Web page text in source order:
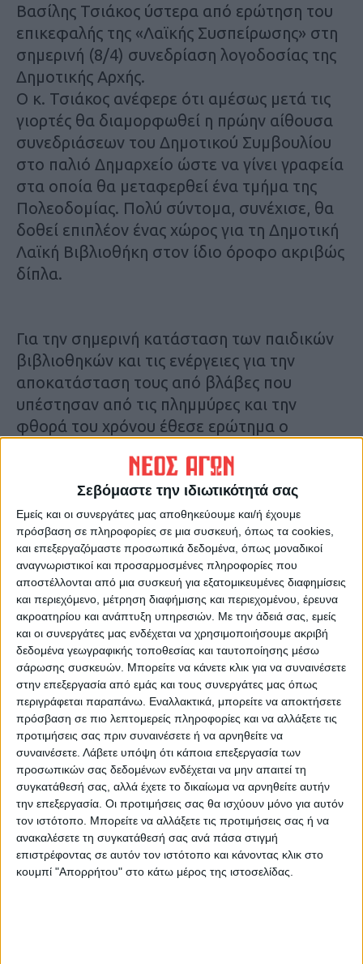
Σεβόμαστε την ιδιωτικότητά σας
Εμείς και οι συνεργάτες μας αποθηκεύουμε και/ή έχουμε
πρόσβαση σε πληροφορίες σε μια συσκευή, όπως τα cookies,
και επεξεργαζόμαστε προσωπικά δεδομένα, όπως μοναδικοί
αναγνωριστικοί και προσαρμοσμένες πληροφορίες που
αποστέλλονται από μια συσκευή για εξατομικευμένες διαφημίσεις
και περιεχόμενο, μέτρηση διαφήμισης και περιεχομένου, έρευνα
ακροατηρίου και ανάπτυξη υπηρεσιών. Με την άδειά σας, εμείς
και οι συνεργάτες μας ενδέχεται να χρησιμοποιήσουμε ακριβή
δεδομένα γεωγραφικής τοποθεσίας και ταυτοποίησης μέσω
σάρωσης συσκευών. Μπορείτε να κάνετε κλικ για να συναινέσετε
στην επεξεργασία από εμάς και τους συνεργάτες μας όπως
περιγράφεται παραπάνω. Εναλλακτικά, μπορείτε να αποκτήσετε
πρόσβαση σε πιο λεπτομερείς πληροφορίες και να αλλάξετε τις
προτιμήσεις σας πριν συναινέσετε ή να αρνηθείτε να
συναινέσετε. Λάβετε υπόψη ότι κάποια επεξεργασία των
προσωπικών σας δεδομένων ενδέχεται να μην απαιτεί τη
συγκατάθεσή σας, αλλά έχετε το δικαίωμα να αρνηθείτε αυτήν
την επεξεργασία. Οι προτιμήσεις σας θα ισχύουν μόνο για αυτόν
τον ιστότοπο. Μπορείτε να αλλάξετε τις προτιμήσεις σας ή να
ανακαλέσετε τη συγκατάθεσή σας ανά πάσα στιγμή
επιστρέφοντας σε αυτόν τον ιστότοπο και κάνοντας κλικ στο
κουμπί "Απορρήτου" στο κάτω μέρος της ιστοσελίδας.
Βασίλης Τσιάκος ύστερα από ερώτηση του
επικεφαλής της «Λαϊκής Συσπείρωσης» στη
σημερινή (8/4) συνεδρίαση λογοδοσίας της
Δημοτικής Αρχής.
Ο κ. Τσιάκος ανέφερε ότι αμέσως μετά τις
γιορτές θα διαμορφωθεί η πρώην αίθουσα
συνεδριάσεων του Δημοτικού Συμβουλίου
στο παλιό Δημαρχείο ώστε να γίνει γραφεία
στα οποία θα μεταφερθεί ένα τμήμα της
Πολεοδομίας. Πολύ σύντομα, συνέχισε, θα
δοθεί επιπλέον ένας χώρος για τη Δημοτική
Λαϊκή Βιβλιοθήκη στον ίδιο όροφο ακριβώς
δίπλα.
Για την σημερινή κατάσταση των παιδικών
βιβλιοθηκών και τις ενέργειες για την
αποκατάσταση τους από βλάβες που
υπέστησαν από τις πλημμύρες και την
φθορά του χρόνου έθεσε ερώτημα ο
μειοψηφίας Θ. Καλιάς.
Απαντώντας ο Αντιδήμαρχος Στέφανος
Θεολόγης ανέφερε μεταξύ άλλων ότι τα
κτίρια γεράζουν και απαιτούνται
μεγαλύτερα ποσά για τη συντήρησή τους.
Για την βιβλιοθήκη στην περιοχή του Αγ.
Νικολάου πριν από ένα μήνα ολοκληρώθηκε
η ανακατασκευή της στέγης και δεν έχει
δοθεί ακόμη σε λειτουργία γιατί ο ένας
χώρος της είχε ρωγμές στο ταβάνι επειδή
τράβηξε νερά. Θα γίνει ηλεκτρολογικός
έλεγχος και ποια άλλα προβλήματα θα
βγουν ώστε την επόμενη χρονιά να μπει σε
λειτουργία.
Τελευταίες Ειδήσεις Σήμερα
Ακολούθησε την εφημερίδα ΝΕΟΣ
ΑΓΩΝ στο Google News!